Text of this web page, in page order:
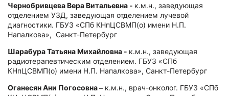
Чернобривцева Вера Витальевна - к.м.н., заведующая
отделением УЗД, заведующая отделением лучевой
диагностики. ГБУЗ «СПб КНпЦСВМП(о) имени Н.П.
Напалкова», Санкт-Петербург
Шарабура Татьяна Михайловна - к.м.н., заведующая
радиотерапевтическим отделением. ГБУЗ «СПб
КНпЦСВМП(о) имени Н.П. Напалкова», Санкт-Петербург
Оганесян Ани Погосовна – к.м.н., врач-онколог. ГБУЗ «СПб